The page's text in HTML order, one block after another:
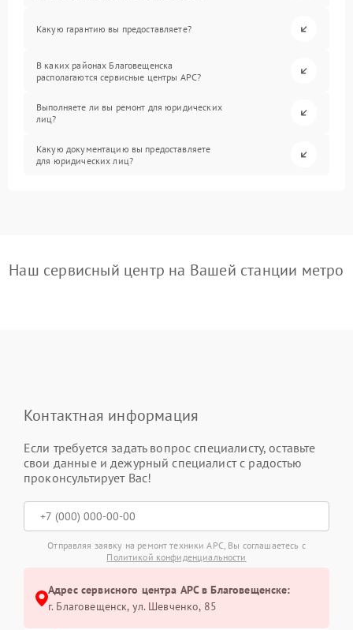
Какую гарантию вы предоставляете?
В каких районах Благовещенска
располагаются сервисные центры APC?
Выполняете ли вы ремонт для юридических
лиц?
Какую документацию вы предоставляете
для юридических лиц?
Наш сервисный центр на Вашей станции метро
Контактная информация
Если требуется задать вопрос специалисту, оставьте
свои данные и дежурный специалист с радостью
проконсультирует Вас!
Отправляя заявку на ремонт техники APC, Вы соглашаетесь с
Политикой конфиденциальности
Адрес сервисного центра APC в Благовещенске:
г. Благовещенск, ул. Шевченко, 85